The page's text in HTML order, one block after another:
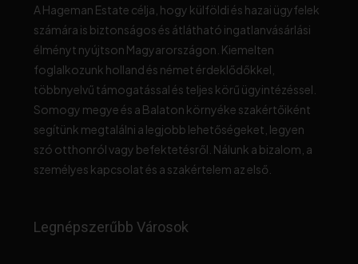
A Hageman Estate célja, hogy külföldi és hazai ügyfelek
számára is biztonságos és átlátható ingatlanvásárlási
élményt nyújtson Magyarországon. Kiemelten
foglalkozunk holland és német érdeklődőkkel,
többnyelvű támogatással és teljes körű ügyintézéssel.
Somogy megye és a Balaton környéke szakértőiként
segítünk megtalálni a legjobb lehetőségeket, legyen
szó otthonról vagy befektetésről. Nálunk a bizalom, a
személyes kapcsolat és a szakértelem az első.
Legnépszerűbb Városok